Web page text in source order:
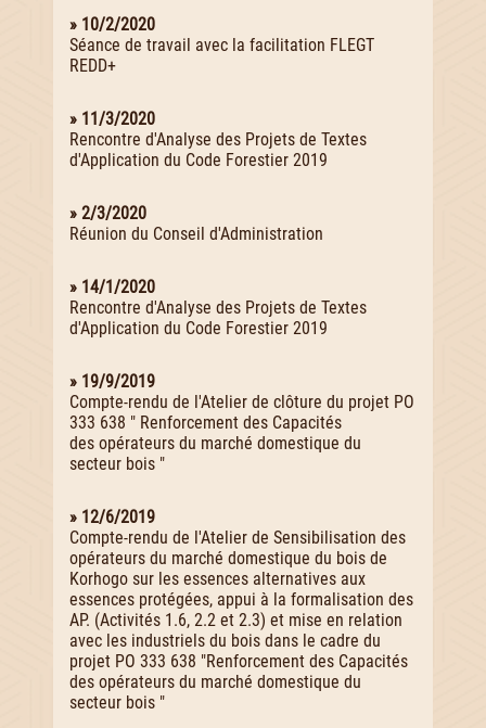
» 10/2/2020
Séance de travail avec la facilitation FLEGT
REDD+
» 11/3/2020
Rencontre d'Analyse des Projets de Textes
d'Application du Code Forestier 2019
» 2/3/2020
Réunion du Conseil d'Administration
» 14/1/2020
Rencontre d'Analyse des Projets de Textes
d'Application du Code Forestier 2019
» 19/9/2019
Compte-rendu de l'Atelier de clôture du projet PO
333 638 " Renforcement des Capacités
des opérateurs du marché domestique du
secteur bois "
» 12/6/2019
Compte-rendu de l'Atelier de Sensibilisation des
opérateurs du marché domestique du bois de
Korhogo sur les essences alternatives aux
essences protégées, appui à la formalisation des
AP. (Activités 1.6, 2.2 et 2.3) et mise en relation
avec les industriels du bois dans le cadre du
projet PO 333 638 "Renforcement des Capacités
des opérateurs du marché domestique du
secteur bois "